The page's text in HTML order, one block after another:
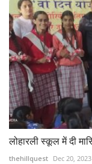
लोहारली स्कूल में दी
thehillquest Dec 20, 2023